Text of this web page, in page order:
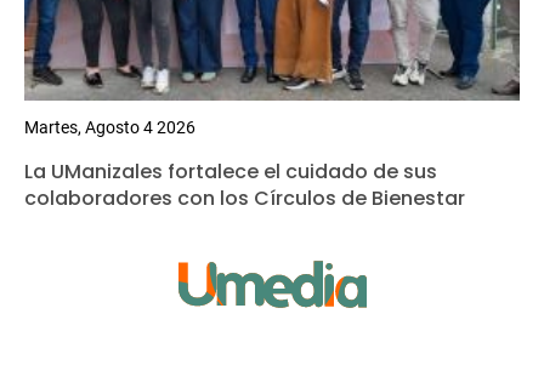
Martes, Agosto 4 2026
La UManizales fortalece el cuidado de sus
colaboradores con los Círculos de Bienestar